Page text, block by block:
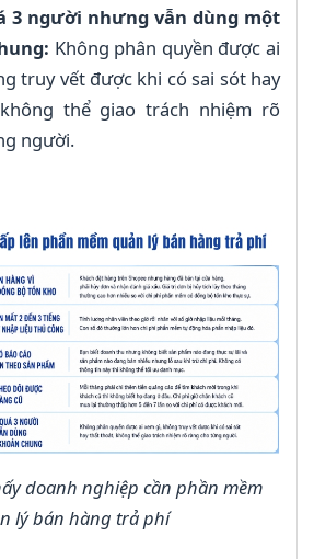
3 người nhưng vẫn dùng một
Không phân quyền được ai
truy vết được khi có sai sót hay
thể giao trách nhiệm rõ
người.
doanh nghiệp cần phần mềm
lý bán hàng trả phí